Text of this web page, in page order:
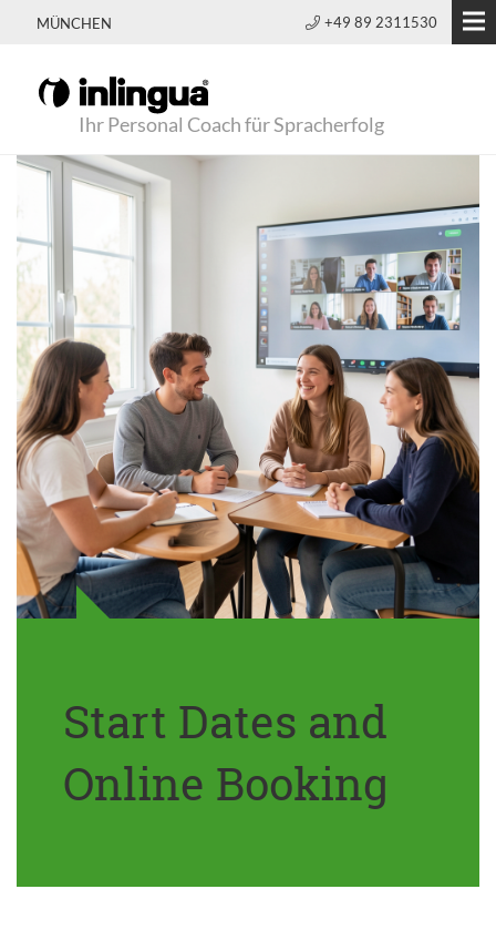
MÜNCHEN +49 89 2311530
Ihr Personal Coach für Spracherfolg
Start Dates and
Online Booking